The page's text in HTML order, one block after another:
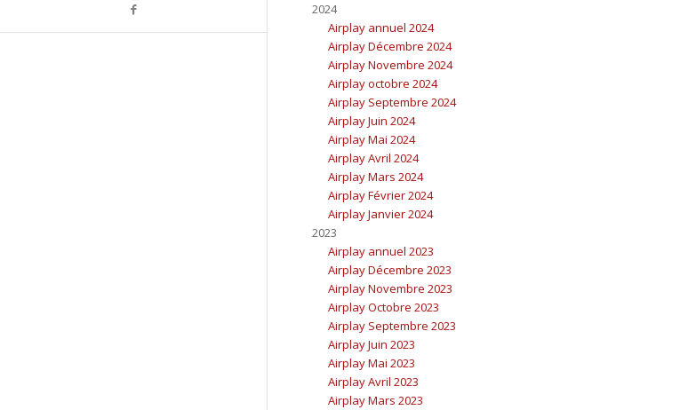
2024
Airplay annuel 2024
Airplay Décembre 2024
Airplay Novembre 2024
Airplay octobre 2024
Airplay Septembre 2024
Airplay Juin 2024
Airplay Mai 2024
Airplay Avril 2024
Airplay Mars 2024
Airplay Février 2024
Airplay Janvier 2024
2023
Airplay annuel 2023
Airplay Décembre 2023
Airplay Novembre 2023
Airplay Octobre 2023
Airplay Septembre 2023
Airplay Juin 2023
Airplay Mai 2023
Airplay Avril 2023
Airplay Mars 2023